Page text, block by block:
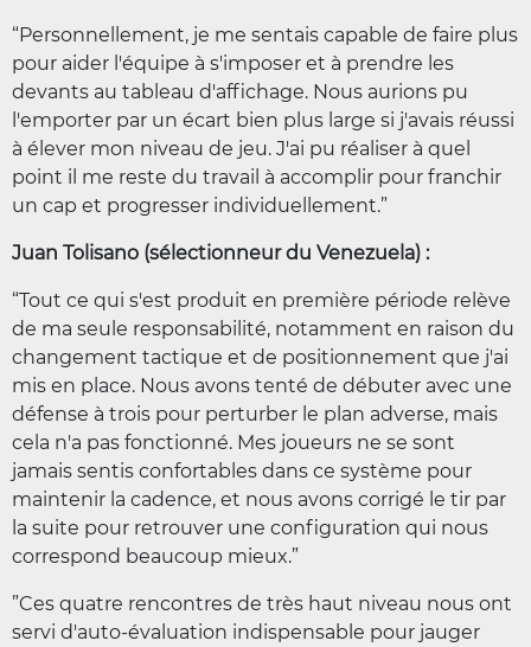
“Personnellement, je me sentais capable de faire plus
pour aider l'équipe à s'imposer et à prendre les
devants au tableau d'affichage. Nous aurions pu
l'emporter par un écart bien plus large si j'avais réussi
à élever mon niveau de jeu. J'ai pu réaliser à quel
point il me reste du travail à accomplir pour franchir
un cap et progresser individuellement.”
Juan Tolisano (sélectionneur du Venezuela) :
“Tout ce qui s'est produit en première période relève
de ma seule responsabilité, notamment en raison du
changement tactique et de positionnement que j'ai
mis en place. Nous avons tenté de débuter avec une
défense à trois pour perturber le plan adverse, mais
cela n'a pas fonctionné. Mes joueurs ne se sont
jamais sentis confortables dans ce système pour
maintenir la cadence, et nous avons corrigé le tir par
la suite pour retrouver une configuration qui nous
correspond beaucoup mieux.”
”Ces quatre rencontres de très haut niveau nous ont
servi d'auto-évaluation indispensable pour jauger